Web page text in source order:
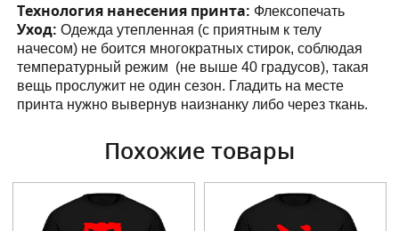
Технология нанесения принта: Флексопечать
Уход: Одежда утепленная (с приятным к телу
начесом) не боится многократных стирок, соблюдая
температурный режим (не выше 40 градусов), такая
вещь прослужит не один сезон. Гладить на месте
принта нужно вывернув наизнанку либо через ткань.
Похожие товары